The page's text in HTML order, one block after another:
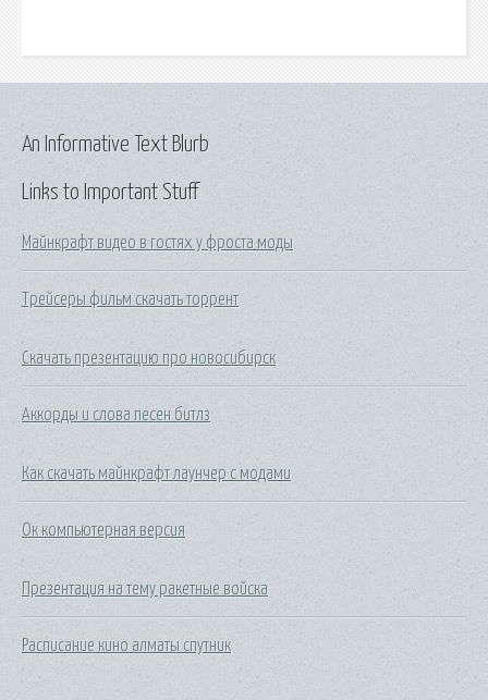
Links to Important Stuff
Майнкрафт видео в гостях у фроста моды
Трейсеры фильм скачать торрент
Скачать презентацию про новосибирск
Аккорды и слова песен битлз
Как скачать майнкрафт лаунчер с модами
Ок компьютерная версия
Презентация на тему ракетные войска
Расписание кино алматы спутник
An Informative Text Blurb